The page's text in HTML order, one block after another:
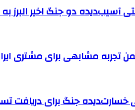
تجربه مشابهی برای مشتری